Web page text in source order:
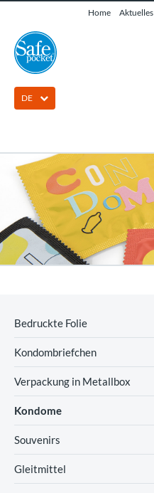
Home Aktuelles
DE
Bedruckte Folie
Kondombriefchen
Verpackung in Metallbox
Kondome
Souvenirs
Gleitmittel